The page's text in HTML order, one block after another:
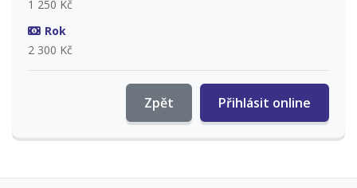
1 250 Kč
Rok
2 300 Kč
Přihlásit online
Zpět